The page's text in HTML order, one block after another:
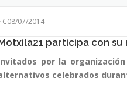
C08/07/2014
participa con su
por la
celebrados